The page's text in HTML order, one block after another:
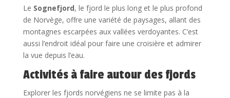
Le Sognefjord, le fjord le plus long et le plus profond
de Norvège, offre une variété de paysages, allant des
montagnes escarpées aux vallées verdoyantes. C’est
aussi l’endroit idéal pour faire une croisière et admirer
la vue depuis l’eau.
Activités à faire autour des fjords
Explorer les fjords norvégiens ne se limite pas à la